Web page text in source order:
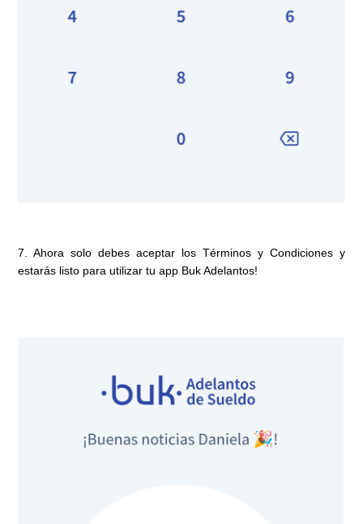
7. Ahora solo debes aceptar los Términos y Condiciones y
estarás listo para utilizar tu app Buk Adelantos!